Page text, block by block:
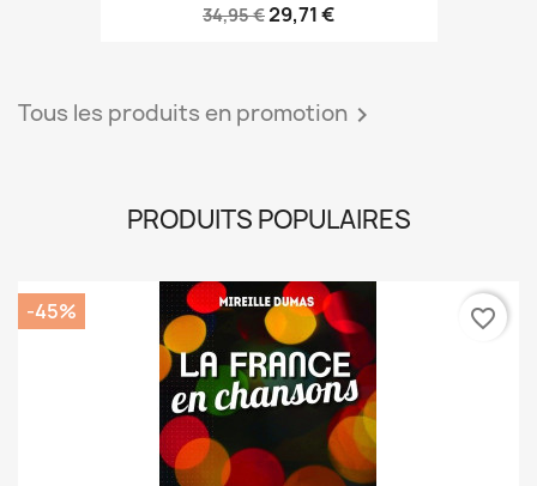
34,95 €29,71 €
Tous les produits en promotion 
PRODUITS POPULAIRES
-45% favorite_border